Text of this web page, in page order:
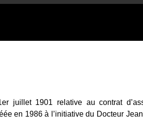
juillet 1901 relative au contrat
en 1986 à l’initiative du Docteur